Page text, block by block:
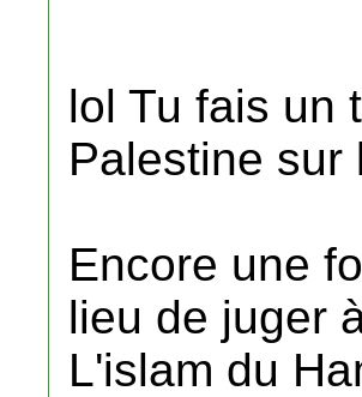
lol Tu fais un
Palestine sur
Encore une
lieu de juger
L'islam du